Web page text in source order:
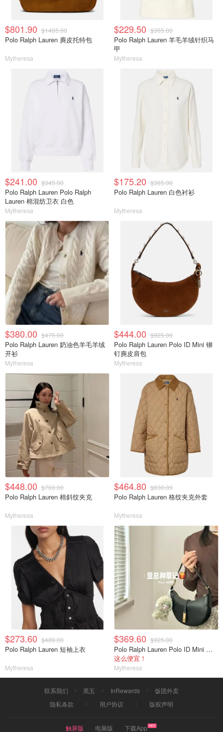
$801.90 $1485.00
Polo Ralph Lauren 麂皮托特包
Mytheresa
$229.50 $365.00
Polo Ralph Lauren 羊毛羊绒针织马
甲
Mytheresa
$241.00 $345.00
Polo Ralph Lauren Polo Ralph
Lauren 棉混纺卫衣 白色
Mytheresa
$175.20 $365.00
Polo Ralph Lauren 白色衬衫
Mytheresa
$380.00 $475.00
Polo Ralph Lauren 奶油色羊毛羊绒
开衫
Mytheresa
$444.00 $925.00
Polo Ralph Lauren Polo ID Mini 铆
钉麂皮肩包
Mytheresa
$448.00 $700.00
Polo Ralph Lauren 棉斜纹夹克
Mytheresa
$464.80 $830.00
Polo Ralph Lauren 格纹夹克外套
Mytheresa
$273.60 $489.00
Polo Ralph Lauren 短袖上衣
Mytheresa
$369.60 $925.00
Polo Ralph Lauren Polo ID Mini 铆钉皮革单肩包
这么便宜！
Mytheresa
联系我们 黑五 InRewards
饭团外卖
隐私条款
用户协议 版权声明
触屏版 电脑版 下载App